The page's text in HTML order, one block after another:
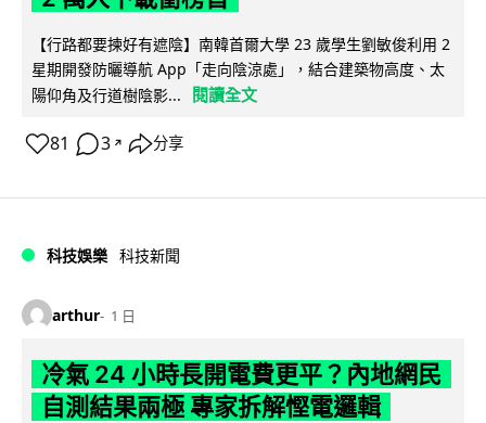
【行路都要揀好有遮陰】南韓首爾大學 23 歲學生劉敏俊利用 2
星期開發防曬導航 App「走向陰涼處」，結合建築物高度、太
陽仰角及行道樹陰影...
閱讀全文
81 3 ↗ 分享
科技娛樂 科技新聞
arthur 1 日
冷氣 24 小時長開電費更平？內地網民
自測結果兩極 專家拆解慳電邏輯